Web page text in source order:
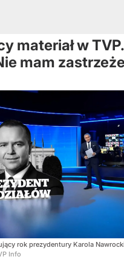
materiał w
mam
rok prezydentury Karola
Info